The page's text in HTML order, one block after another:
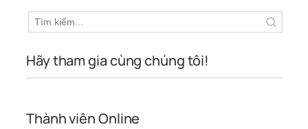
Hãy tham gia cùng chúng tôi!
Thành viên Online